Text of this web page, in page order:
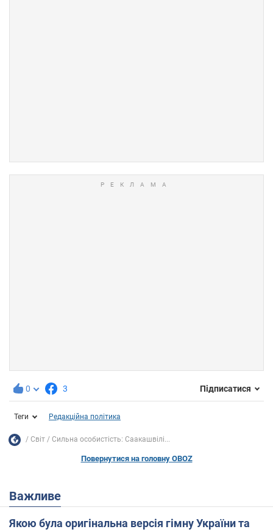
0 3 Підписатися
Теги Редакційна політика
Світ Сильна особистість: Саакашвілі...
Повернутися на головну OBOZ
Важливе
Якою була оригінальна версія гімну України та